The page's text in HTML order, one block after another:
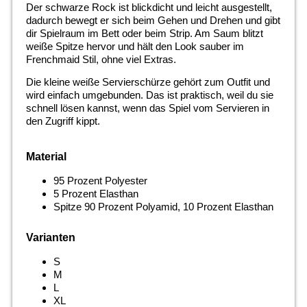
Der schwarze Rock ist blickdicht und leicht ausgestellt,
dadurch bewegt er sich beim Gehen und Drehen und gibt
dir Spielraum im Bett oder beim Strip. Am Saum blitzt
weiße Spitze hervor und hält den Look sauber im
Frenchmaid Stil, ohne viel Extras.
Die kleine weiße Servierschürze gehört zum Outfit und
wird einfach umgebunden. Das ist praktisch, weil du sie
schnell lösen kannst, wenn das Spiel vom Servieren in
den Zugriff kippt.
Material
95 Prozent Polyester
5 Prozent Elasthan
Spitze 90 Prozent Polyamid, 10 Prozent Elasthan
Varianten
S
M
L
XL